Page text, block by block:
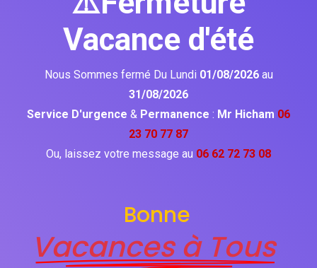
Vacance d'été
Nous Sommes fermé Du Lundi 01/08/2026 au
31/08/2026
Service D'urgence & Permanence : Mr Hicham 06
23 70 77 87
Ou, laissez votre message au 06 62 72 73 08
Bonne
Vacances à Tous